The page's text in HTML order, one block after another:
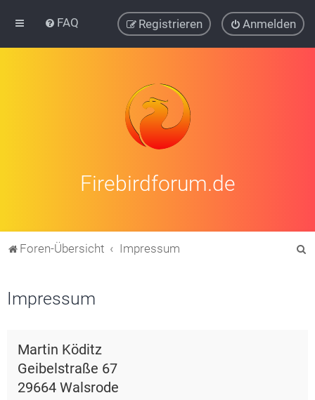
FAQ Anmelden
Registrieren
Firebirdforum.de
Foren-Übersicht Impressum
Impressum
Martin Köditz
Geibelstraße 67
29664 Walsrode